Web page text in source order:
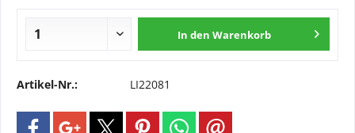
In den Warenkorb
Artikel-Nr.: LI22081